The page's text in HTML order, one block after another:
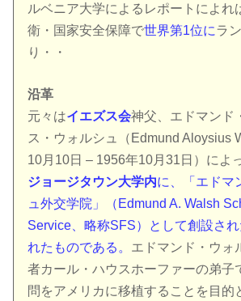
ルベニア大学によるレポートによれ
衛・国家安全保障で世界第1位にラ
り・・
沿革
元々はイエズス会神父、エドマンド
ス・ウォルシュ（Edmund Aloysius
10月10日 – 1956年10月31日）によ
ジョージタウン大学内に、「エドマ
ュ外交学院」（Edmund A. Walsh
Service、略称SFS）として創設さ
れたものである。 エドマンド・ウォ
者カール・ハウスホーファーの弟子
問をアメリカに移植することを目的